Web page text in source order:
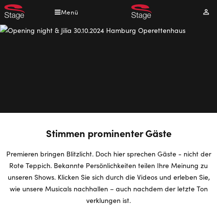
Direkt
zum
Inhalt
Menü
Stimmen prominenter Gäste
Premieren bringen Blitzlicht. Doch hier sprechen Gäste - nicht der
Rote Teppich. Bekannte Persönlichkeiten teilen Ihre Meinung zu
unseren Shows. Klicken Sie sich durch die Videos und erleben Sie,
wie unsere Musicals nachhallen – auch nachdem der letzte Ton
verklungen ist.